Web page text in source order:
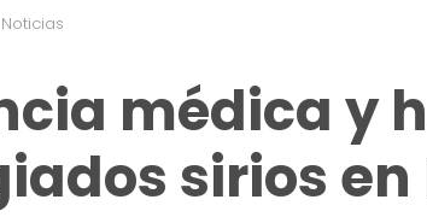
Noticias
médica y
sirios en